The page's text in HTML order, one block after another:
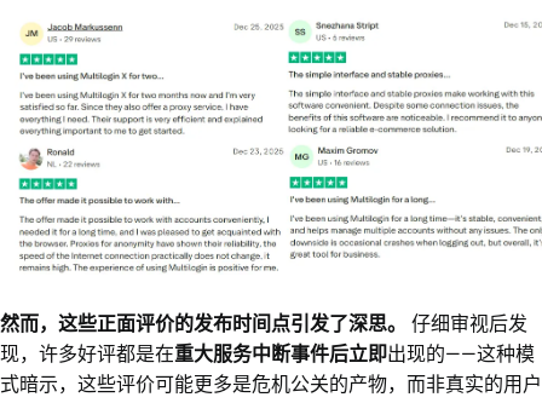
然而，这些正面评价的发布时间点引发了深思。
仔细审视后发
现，许多好评都是在重大服务中断事件后立即出现的——这种模
式暗示，这些评价可能更多是危机公关的产物，而非真实的用户